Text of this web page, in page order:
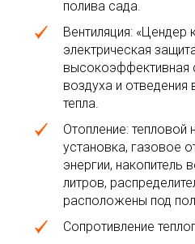
полива сада.
Вентиляция: «Цендер
электрическая
высокоэффективная
воздуха и отведения
тепла.
Отопление: тепловой
установка, газовое
энергии,
литров,
расположены под
Сопротивление